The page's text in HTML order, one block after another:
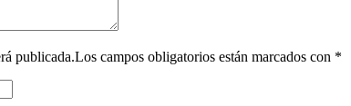
publicada.Los campos obligatorios están marcados con *